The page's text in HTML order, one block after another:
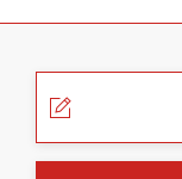
こ